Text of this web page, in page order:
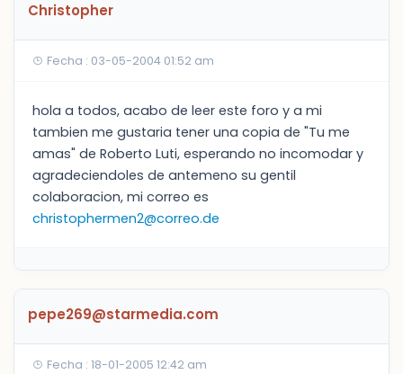
Christopher
Fecha : 03-05-2004 01:52 am
hola a todos, acabo de leer este foro y a mi
tambien me gustaria tener una copia de "Tu me
amas" de Roberto Luti, esperando no incomodar y
agradeciendoles de antemeno su gentil
colaboracion, mi correo es
christophermen2@correo.de
pepe269@starmedia.com
Fecha : 18-01-2005 12:42 am